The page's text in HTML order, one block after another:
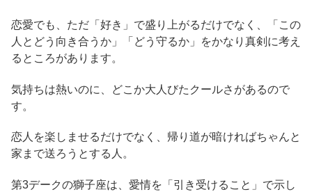
恋愛でも、ただ「好き」で盛り上がるだけでなく、「この
人とどう向き合うか」「どう守るか」をかなり真剣に考え
るところがあります。
気持ちは熱いのに、どこか大人びたクールさがあるので
す。
恋人を楽しませるだけでなく、帰り道が暗ければちゃんと
家まで送ろうとする人。
第3デークの獅子座は、愛情を「引き受けること」で示し